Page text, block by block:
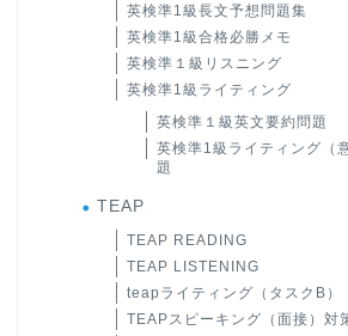
英検準1級長文予想問題集
英検準1級合格必勝メモ
英検準１級リスニング
英検準1級ライティング
英検準１級英文要約問題
英検準1級ライティング（
題
TEAP
TEAP READING
TEAP LISTENING
teapライティング（タスクB）
TEAPスピーキング（面接）対